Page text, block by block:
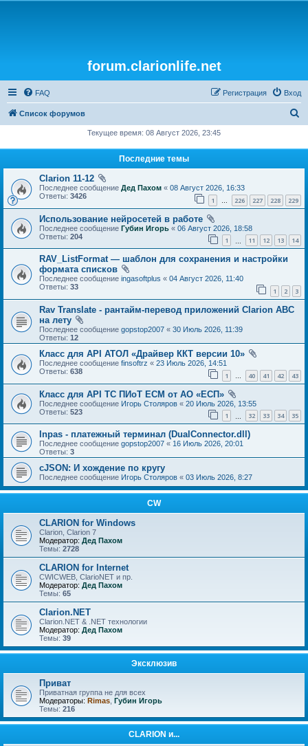
forum.clarionlife.net
FAQ Вход
Регистрация
Список форумов
Текущее время: 08 Август 2026, 23:45
Последние темы
Clarion 11-12
Последнее сообщение Дед Пахом « 08 Август 2026, 16:33
Ответы: 3426 1 … 226 227 228 229
Использование нейросетей в работе
Последнее сообщение Губин Игорь « 06 Август 2026, 18:58
Ответы: 204 1 11 12 13 14
RAV_ListFormat — шаблон для сохранения и настройки
формата списков
Последнее сообщение ingasoftplus « 04 Август 2026, 11:40
Ответы: 33 1 2 3
Rav Translate - рантайм-перевод приложений Clarion ABC
на лету
Последнее сообщение gopstop2007 « 30 Июль 2026, 11:39
Ответы: 12
Класс для API АТОЛ «Драйвер ККТ версии 10»
Последнее сообщение finsoftrz « 23 Июль 2026, 14:51
Ответы: 638 1 … 40 41 42 43
Класс для API ТС ПИоТ ЕСМ от АО «ЕСП»
Последнее сообщение Игорь Столяров « 20 Июль 2026, 13:55
Ответы: 523 1 32 33 34 35
Inpas - платежный терминал (DualConnector.dll)
Последнее сообщение gopstop2007 « 16 Июль 2026, 20:01
Ответы: 3
cJSON: И хождение по кругу
Последнее сообщение Игорь Столяров « 03 Июль 2026, 8:27
CW
CLARION for Windows
Clarion, Clarion 7
Модератор: Дед Пахом
Темы: 2728
CLARION for Internet
CWICWEB, ClarioNET и пр.
Модератор: Дед Пахом
Темы: 65
Clarion.NET
Clarion.NET & .NET технологии
Модератор: Дед Пахом
Темы: 39
Эксклюзив
Приват
Приватная группа не для всех
Модераторы: Rimas
Губин Игорь
Темы: 216
CLARION и...